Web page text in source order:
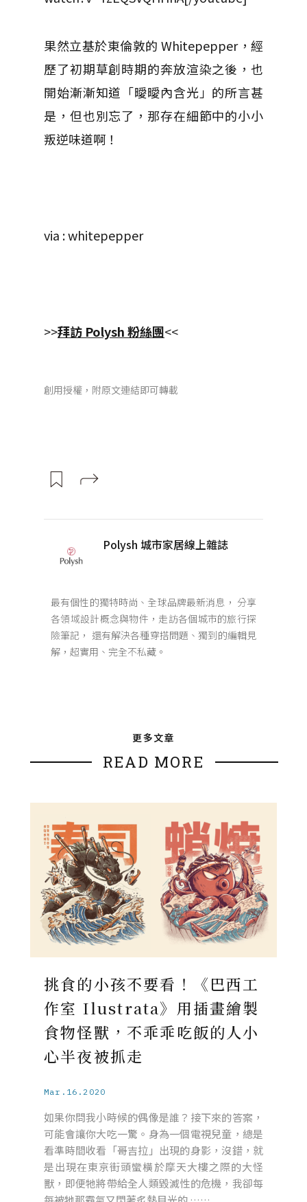
果然立基於東倫敦的 Whitepepper，經
歷了初期草創時期的奔放渲染之後，也
開始漸漸知道「曖曖內含光」的所言甚
是，但也別忘了，那存在細節中的小小
叛逆味道啊！
via : whitepepper
>>拜訪 Polysh 粉絲團<<
創用授權，附原文連結即可轉載
Polysh 城市家居線上雜誌
最有個性的獨特時尚、全球品牌最新消息， 分享
各領域設計概念與物件，走訪各個城市的旅行探
險筆記， 還有解決各種穿搭問題、獨到的編輯見
解，超實用、完全不私藏。
更多文章
READ MORE
挑食的小孩不要看！《巴西工
作室 Ilustrata》用插畫繪製
食物怪獸，不乖乖吃飯的人小
心半夜被抓走
Mar.16.2020
如果你問我小時候的偶像是誰？接下來的答案，
可能會讓你大吃一驚。身為一個電視兒童，總是
看準時間收看「哥吉拉」出現的身影，沒錯，就
是出現在東京街頭蠻橫於摩天大樓之際的大怪
獸，即便牠將帶給全人類毀滅性的危機，我卻每